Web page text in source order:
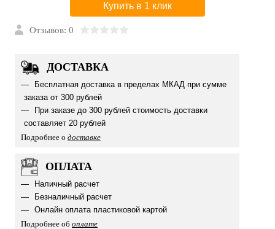
Купить в 1 клик
Отзывов: 0
ДОСТАВКА
Бесплатная доставка в пределах МКАД при сумме
заказа от 300 рублей
При заказе до 300 рублей стоимость доставки
составляет 20 рублей
Подробнее о доставке
ОПЛАТА
Наличный расчет
Безналичный расчет
Онлайн оплата пластиковой картой
Подробнее об оплате